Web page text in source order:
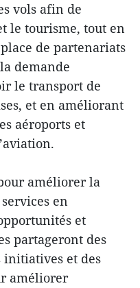
vols afin de
le tourisme, tout en
de partenariats
demande
le transport de
et en améliorant
aéroports et
améliorer la
en
et
partageront des
initiatives et des
améliorer